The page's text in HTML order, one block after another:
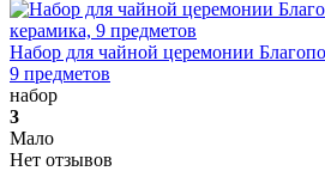
Набор для чайной церемонии
9 предметов
набор
3
Мало
Нет отзывов